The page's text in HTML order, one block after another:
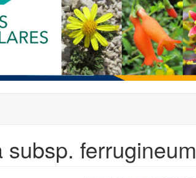
ferrugineum